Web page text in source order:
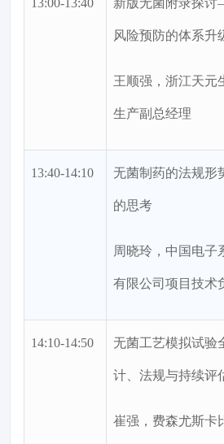
风险预防的体系升
王顺强，浙江天元
生产副总经理
13:40-14:10 无菌制药的法规形
的思考
周晓玲，中国电子
有限公司项目技术
14:10-14:50 无菌工艺模拟试验
计、法规与持续评
崔强，费森尤斯卡